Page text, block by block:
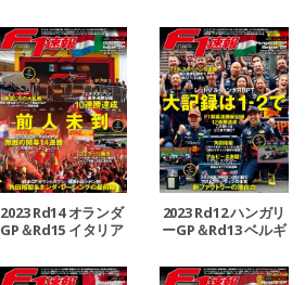
2023 Rd14 オランダ
GP＆Rd15 イタリア
2023 Rd12 ハンガリ
ーGP＆Rd13 ベルギ